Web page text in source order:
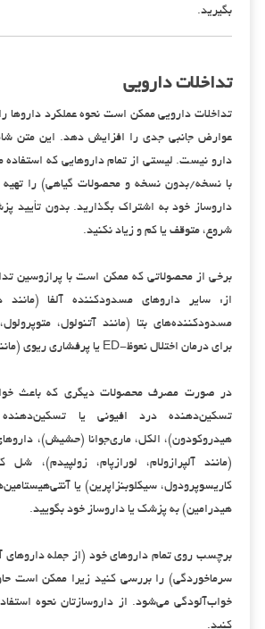
بگیرید.
تداخلات دارویی
تداخلات دارویی ممکن است نحوه عملکرد داروها را
عوارض جانبی جدی را افزایش دهد. این متن
دارو نیست. لیستی از تمام داروهایی که استفاده
با نسخه/بدون نسخه و محصولات گیاهی) را
داروساز خود به اشتراک بگذارید. بدون تأیید
شروع، متوقف یا کم و زیاد نکنید.
برخی از محصولاتی که ممکن است با پرازوسین
از: سایر داروهای مسدودکننده آلفا (مانند
مسدودکننده‌های بتا (مانند آتنولول،
برای درمان اختلال نعوظ-ED یا پرفشاری ریوی (مانند
در صورت مصرف محصولات دیگری که باعث
تسکین‌دهنده درد افیونی یا
هیدروکودون)، الکل، ماری‌جوانا (حشیش)،
(مانند آلپرازولام، لورازپام، زولپیدم)، شل
کاریسوپرودول، سیکلوبنزاپرین) یا
هیدرامین) به پزشک یا داروساز خود بگویید.
برچسب روی تمام داروهای خود (از جمله داروهای
سرماخوردگی) را بررسی کنید زیرا ممکن است
خواب‌آلودگی می‌شود. از داروسازتان نحوه
کنید.